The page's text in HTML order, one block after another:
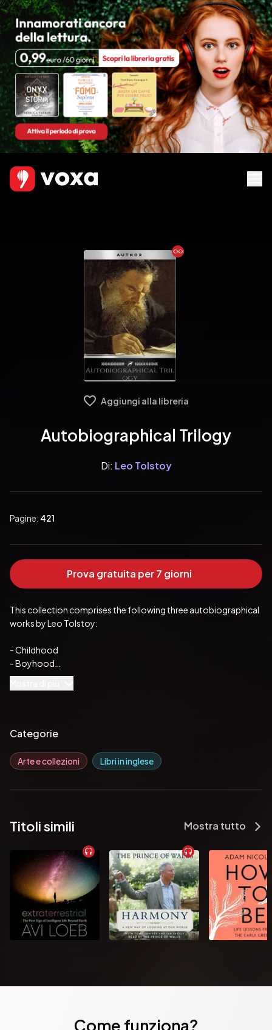
Ebook
Aggiungi alla libreria
Autobiographical Trilogy
Di: Leo Tolstoy
Pagine: 421
Prova gratuita per 7 giorni
This collection comprises the following three autobiographical
works by Leo Tolstoy:
- Childhood
- Boyhood
- Youth
Pubblicato da:  Oregan Publishing
Categorie
Arte e collezioni Libri in inglese
Titoli simili Mostra tutto
Come funziona?